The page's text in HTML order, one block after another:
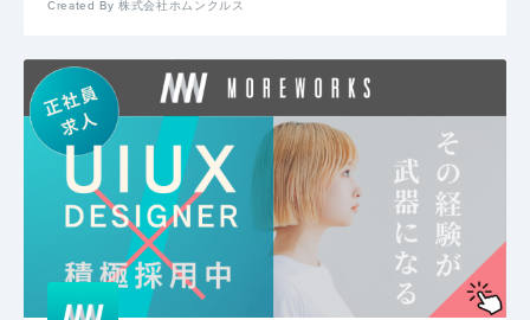
Created By 株式会社ホムンクルス